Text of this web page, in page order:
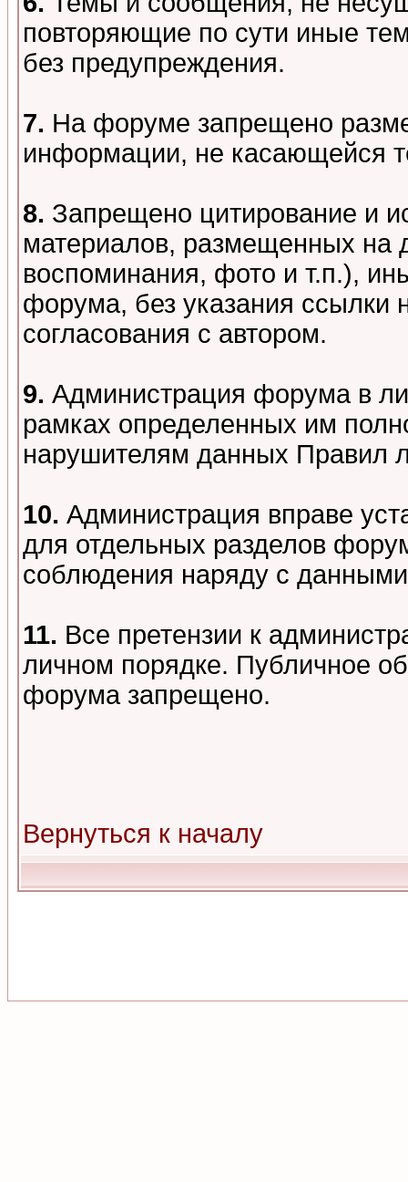
повторяющие по сути иные
без предупреждения.
7. На форуме запрещено
информации, не касающейся
8. Запрещено цитирование и
материалов, размещенных на
воспоминания, фото и т.п.),
форума, без указания ссылки
согласования с автором.
9. Администрация форума в
рамках определенных им
нарушителям данных Правил
10. Администрация вправе
для отдельных разделов
соблюдения наряду с
11. Все претензии к
личном порядке. Публичное
форума запрещено.
Вернуться к началу